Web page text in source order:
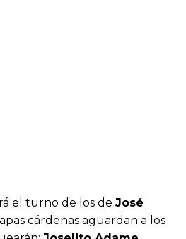
el turno de los de José
cárdenas aguardan a los